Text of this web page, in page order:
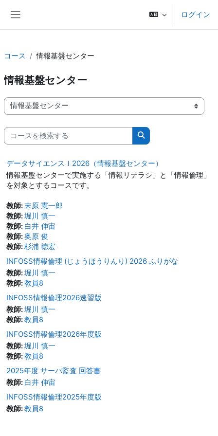
ログイン
コース 情報基盤センター
情報基盤センター
コースカテゴリ
コースを検索する
コースを検索する
データサイエンスＩ2026（情報基盤センター）
情報基盤センターで実施する「情報リテラシ」と「情報倫理」
を対象とするコースです。
教師:末原 憲一郎
教師:堀川 慎一
教師: 白井 伸宙
教師:奥原 俊
教師:杉浦 徳宏
INFOSS情報倫理 (じょうほうりんり) 2026 ふりがな
教師:堀川 慎一
教師:教員8
INFOSS情報倫理2026速習版
教師:堀川 慎一
教師:教員8
INFOSS情報倫理2026年度版
教師:堀川 慎一
教師:教員8
2025年度 サーバ監査 回答書
教師: 白井 伸宙
INFOSS情報倫理2025年度版
教師:教員8